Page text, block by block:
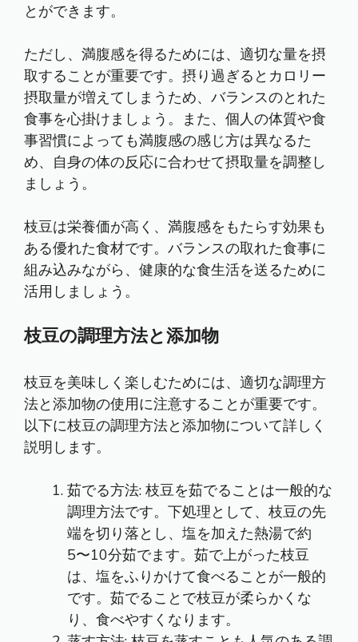
とができます。
ただし、満腹感を得るためには、適切な量を摂
取することが重要です。摂り過ぎるとカロリー
摂取量が増えてしまうため、バランスのとれた
食事を心掛けましょう。また、個人の体質や食
事習慣によっても満腹感の感じ方は異なるた
め、自身の体の反応に合わせて摂取量を調整し
ましょう。
枝豆は栄養価が高く、満腹感をもたらす効果も
ある優れた食材です。バランスの取れた食事に
組み込みながら、健康的な食生活を送るために
活用しましょう。
枝豆の調理方法と添加物
枝豆を美味しく楽しむためには、適切な調理方
法と添加物の使用に注意することが重要です。
以下に枝豆の調理方法と添加物について詳しく
説明します。
茹でる方法: 枝豆を茹でることは一般的な
調理方法です。下処理として、枝豆の先
端を切り落とし、塩を加えた熱湯で約
5〜10分茹でます。茹で上がった枝豆
は、塩をふりかけて食べることが一般的
です。茹でることで枝豆が柔らかくな
り、食べやすくなります。